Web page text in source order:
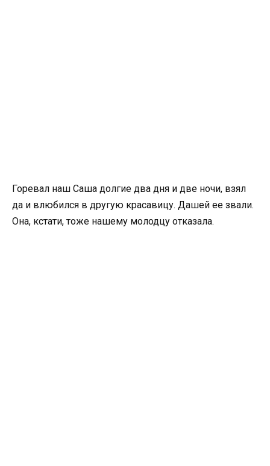
Горевал наш Саша долгие два дня и две ночи, взял
да и влюбился в другую красавицу. Дашей ее звали.
Она, кстати, тоже нашему молодцу отказала.